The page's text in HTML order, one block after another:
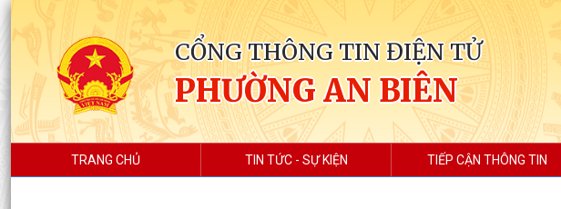
CỔNG THÔNG TIN ĐIỆN TỬ
PHƯỜNG AN BIÊN
TRANG CHỦ TIN TỨC - SỰ KIỆN TIẾP CẬN THÔNG TIN